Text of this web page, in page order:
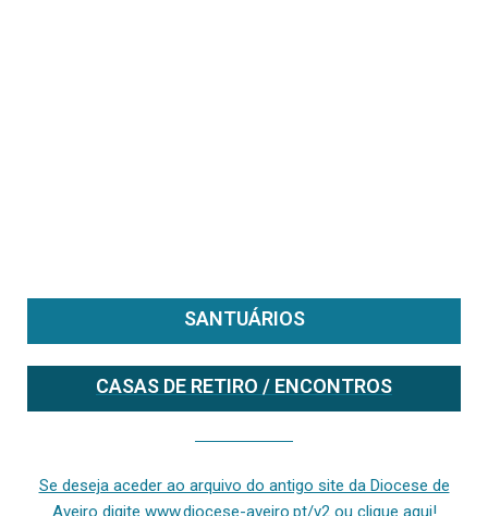
SANTUÁRIOS
CASAS DE RETIRO / ENCONTROS
Se deseja aceder ao arquivo do antigo site da Diocese de
Aveiro digite www.diocese-aveiro.pt/v2 ou clique aqui!